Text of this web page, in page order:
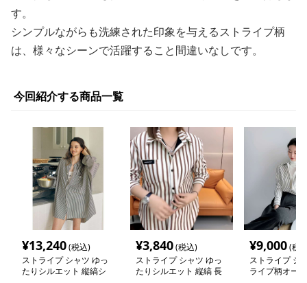
す。
シンプルながらも洗練された印象を与えるストライプ柄
は、様々なシーンで活躍すること間違いなしです。
今回紹介する商品一覧
¥13,240(税込)
ストライプ シャツ ゆっ
たりシルエット 縦縞シ
¥3,840(税込)
ストライプ シャツ ゆっ
たりシルエット 縦縞 長
¥9,000(税
ストライプ シ
ライプ柄オー